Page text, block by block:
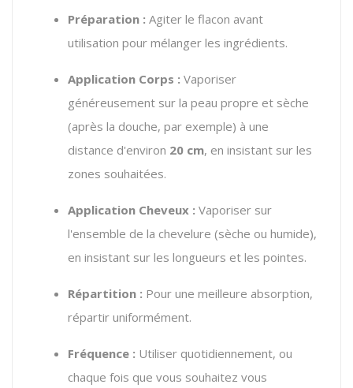
Préparation : Agiter le flacon avant
utilisation pour mélanger les ingrédients.
Application Corps : Vaporiser
généreusement sur la peau propre et sèche
(après la douche, par exemple) à une
distance d'environ 20 cm, en insistant sur les
zones souhaitées.
Application Cheveux : Vaporiser sur
l'ensemble de la chevelure (sèche ou humide),
en insistant sur les longueurs et les pointes.
Répartition : Pour une meilleure absorption,
répartir uniformément.
Fréquence : Utiliser quotidiennement, ou
chaque fois que vous souhaitez vous